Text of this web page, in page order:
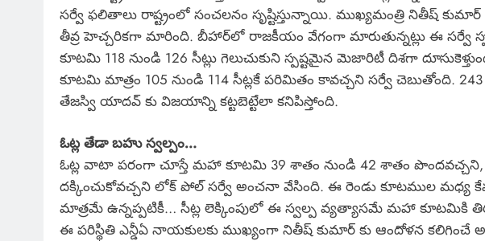
సర్వే ఫలితాలు రాష్ట్రంలో సంచలనం సృష్టిస్తున్నాయి. ముఖ్యమంత్రి నితీష్
తీవ్ర హెచ్చరికగా మారింది. బీహార్‌లో రాజకీయం వేగంగా మారుతున్నట్లు ఈ సర్వే
కూటమి 118 నుండి 126 సీట్లు గెలుచుకుని స్పష్టమైన మెజారిటీ దిశగా
కూటమి మాత్రం 105 నుండి 114 సీట్లకే పరిమితం కావచ్చని సర్వే చెబుతోంది.
తేజస్వి యాదవ్ కు విజయాన్ని కట్టబెట్టేలా కనిపిస్తోంది.
ఓట్ల తేడా బహు స్వల్పం…
ఓట్ల వాటా పరంగా చూస్తే మహా కూటమి 39 శాతం నుండి 42 శాతం పొందవచ్చని,
దక్కించుకోవచ్చని లోక్ పోల్ సర్వే అంచనా వేసింది. ఈ రెండు కూటముల మధ్య
మాత్రమే ఉన్నప్పటికీ… సీట్ల లెక్కింపులో ఈ స్వల్ప వ్యత్యాసమే మహా కూటమికి
ఈ పరిస్థితి ఎన్డీఏ నాయకులకు ముఖ్యంగా నితీష్ కుమార్ కు ఆందోళన